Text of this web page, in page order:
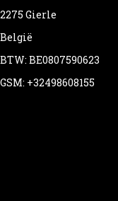
2275 Gierle
België
BTW: BE0807590623
GSM: +32498608155